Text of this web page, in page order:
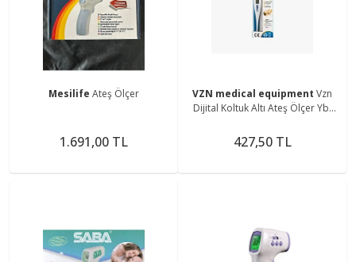
Mesilife Ateş Ölçer
1.691,00 TL
VZN medical equipment Vzn
Dijital Koltuk Altı Ateş Ölçer Yb-
427,50 TL